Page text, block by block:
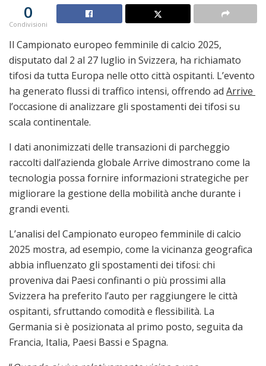
0
Condivisioni
Il Campionato europeo femminile di calcio 2025,
disputato dal 2 al 27 luglio in Svizzera, ha richiamato
tifosi da tutta Europa nelle otto città ospitanti. L’evento
ha generato flussi di traffico intensi, offrendo ad Arrive
l’occasione di analizzare gli spostamenti dei tifosi su
scala continentale.
I dati anonimizzati delle transazioni di parcheggio
raccolti dall’azienda globale Arrive dimostrano come la
tecnologia possa fornire informazioni strategiche per
migliorare la gestione della mobilità anche durante i
grandi eventi.
L’analisi del Campionato europeo femminile di calcio
2025 mostra, ad esempio, come la vicinanza geografica
abbia influenzato gli spostamenti dei tifosi: chi
proveniva dai Paesi confinanti o più prossimi alla
Svizzera ha preferito l’auto per raggiungere le città
ospitanti, sfruttando comodità e flessibilità. La
Germania si è posizionata al primo posto, seguita da
Francia, Italia, Paesi Bassi e Spagna.